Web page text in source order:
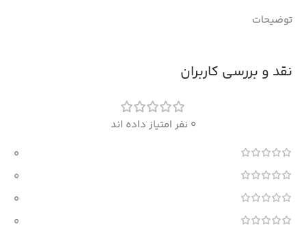
توضیحات
نقد و بررسی کاربران
0 نفر امتیاز داده اند
0
0
0
0